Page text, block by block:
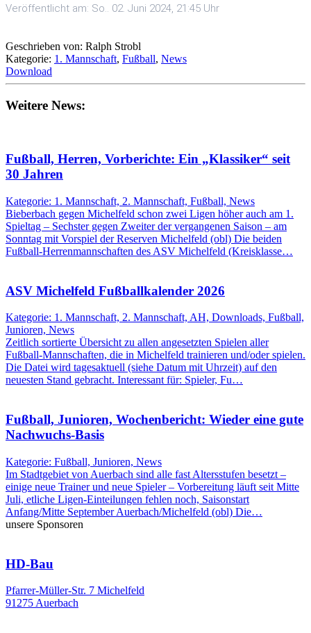
Veröffentlicht am: So.. 02. Juni 2024, 21:45 Uhr
Geschrieben von: Ralph Strobl
Kategorie: 1. Mannschaft, Fußball, News
Download
Weitere News:
Fußball, Herren, Vorberichte: Ein „Klassiker“ seit
30 Jahren
Kategorie: 1. Mannschaft, 2. Mannschaft, Fußball, News
Bieberbach gegen Michelfeld schon zwei Ligen höher auch am 1.
Spieltag – Sechster gegen Zweiter der vergangenen Saison – am
Sonntag mit Vorspiel der Reserven Michelfeld (obl) Die beiden
Fußball-Herrenmannschaften des ASV Michelfeld (Kreisklasse…
ASV Michelfeld Fußballkalender 2026
Kategorie: 1. Mannschaft, 2. Mannschaft, AH, Downloads, Fußball,
Junioren, News
Zeitlich sortierte Übersicht zu allen angesetzten Spielen aller
Fußball-Mannschaften, die in Michelfeld trainieren und/oder spielen.
Die Datei wird tagesaktuell (siehe Datum mit Uhrzeit) auf den
neuesten Stand gebracht. Interessant für: Spieler, Fu…
Fußball, Junioren, Wochenbericht: Wieder eine gute
Nachwuchs-Basis
Kategorie: Fußball, Junioren, News
Im Stadtgebiet von Auerbach sind alle fast Altersstufen besetzt –
einige neue Trainer und neue Spieler – Vorbereitung läuft seit Mitte
Juli, etliche Ligen-Einteilungen fehlen noch, Saisonstart
Anfang/Mitte September Auerbach/Michelfeld (obl) Die…
unsere Sponsoren
HD-Bau
Pfarrer-Müller-Str. 7 Michelfeld
91275 Auerbach